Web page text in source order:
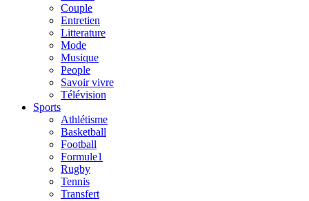
Couple
Entretien
Litterature
Mode
Musique
People
Savoir vivre
Télévision
Sports
Athlétisme
Basketball
Football
Formule1
Rugby
Tennis
Transfert